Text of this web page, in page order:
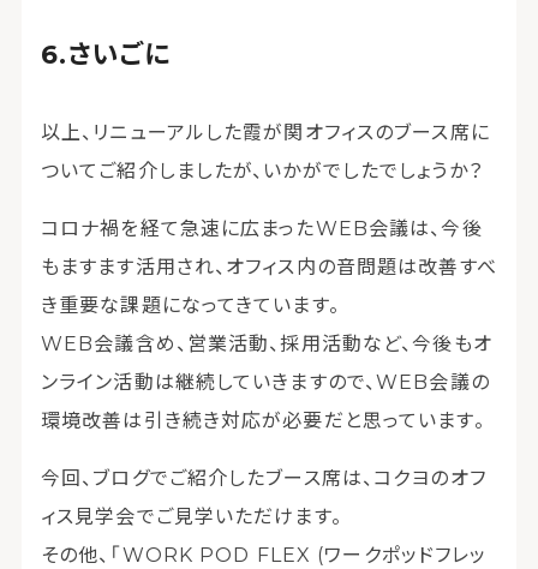
さいごに
以上、リニューアルした霞が関オフィスのブース席に
ついてご紹介しましたが、いかがでしたでしょうか？
コロナ禍を経て急速に広まったWEB会議は、今後
もますます活用され、オフィス内の音問題は改善すべ
き重要な課題になってきています。
WEB会議含め、営業活動、採用活動など、今後もオ
ンライン活動は継続していきますので、WEB会議の
環境改善は引き続き対応が必要だと思っています。
今回、ブログでご紹介したブース席は、コクヨのオフ
ィス見学会でご見学いただけます。
その他、「WORK POD FLEX (ワークポッドフレッ